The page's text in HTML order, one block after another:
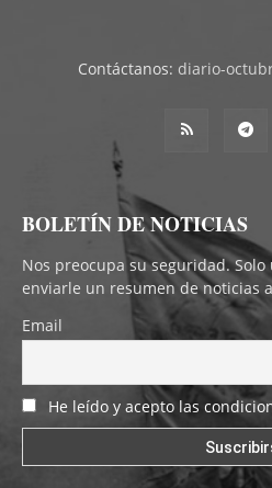
Contáctanos: diario-
BOLETÍN DE NOTICIAS
Nos preocupa su seguridad.
enviarle un resumen de noticias
Email
He leído y acepto las